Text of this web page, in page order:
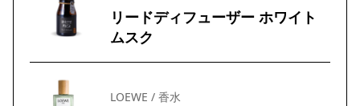
リードディフューザー ホワイト
ムスク
LOEWE / 香水